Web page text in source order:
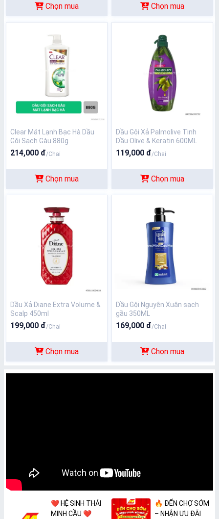
Chọn mua Chọn mua
Clear Mát Lạnh Bạc Hà Dầu
Gội Sạch Gàu 880g
214,000 đ/Chai
Chọn mua
Dầu Gội Xả Palmolive Tinh
Dầu Olive & Keratin 600ML
119,000 đ/Chai
Chọn mua
Dầu Xả Diane Extra Volume &
Scalp 450ml
199,000 đ/Chai
Chọn mua
Dầu Gội Nguyên Xuân sạch
gầu 350ML
169,000 đ/Chai
Chọn mua
❤️ HỆ SINH THÁI
MINH CẦU ❤️
🔥 ĐẾN CHỢ SỚM
– NHẬN ƯU ĐÃI